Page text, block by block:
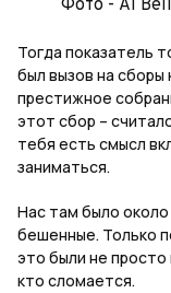
Фото - Al
Тогда показатель
был вызов на
престижное
этот сбор –
тебя есть смысл
заниматься.
Нас там было около
бешенные. Только
это были не просто
кто сломается.